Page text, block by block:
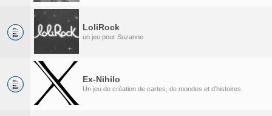
LoliRock
un jeu pour Suzanne
Ex-Nihilo
Un jeu de création de cartes, de mondes et d’histoires